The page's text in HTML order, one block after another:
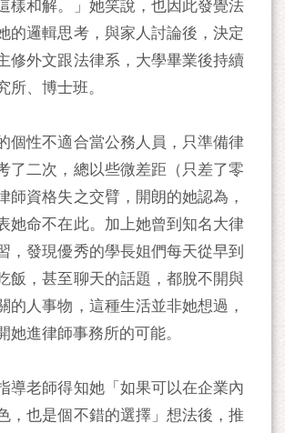
樣和解。」她笑說，也因此發覺法
的邏輯思考，與家人討論後，決定
修外文跟法律系，大學畢業後持續
所、博士班。
個性不適合當公務人員，只準備律
了二次，總以些微差距（只差了零
師資格失之交臂，開朗的她認為，
她命不在此。加上她曾到知名大律
，發現優秀的學長姐們每天從早到
飯，甚至聊天的話題，都脫不開與
的人事物，這種生活並非她想過，
她進律師事務所的可能。
導老師得知她「如果可以在企業內
，也是個不錯的選擇」想法後，推